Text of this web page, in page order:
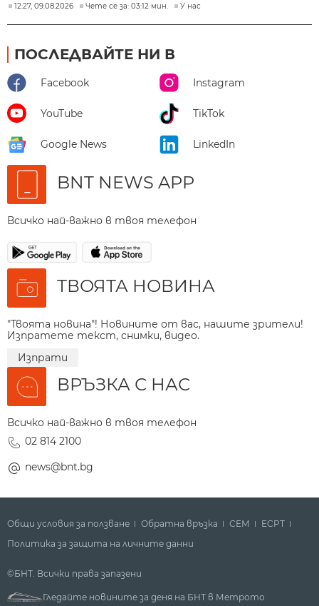
12:27, 09.08.2026 Чете се за: 03:12 мин. У нас
ПОСЛЕДВАЙТЕ НИ В
Facebook Instagram
YouTube TikTok
Google News LinkedIn
BNT NEWS APP
Всичко най-важно в твоя телефон
ТВОЯТА НОВИНА
"Твоята новина"! Новините от вас, нашите зрители!
Изпратете текст, снимки, видео.
Изпрати
ВРЪЗКА С НАС
Всичко най-важно в твоя телефон
02 814 2100
news@bnt.bg
Общи условия за ползване Обратна връзка СЕМ
ECPT
Политика за защита на личните данни
©БНТ. Всички права запазени
Гледайте новините за деня на БНТ в Метрото